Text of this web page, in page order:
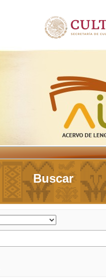
Buscar